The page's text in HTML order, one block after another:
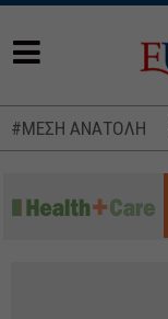
#ΜΕΣΗ ΑΝΑΤΟΛΗ